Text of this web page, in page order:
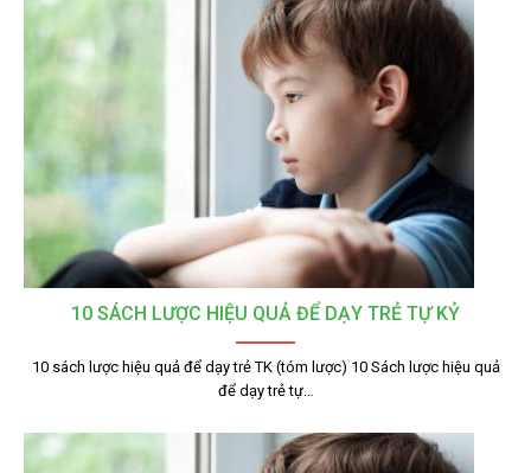
10 SÁCH LƯỢC HIỆU QUẢ ĐỂ DẠY TRẺ TỰ KỶ
10 sách lược hiệu quả để dạy trẻ TK (tóm lược) 10 Sách lược hiệu quả
để dạy trẻ tự…